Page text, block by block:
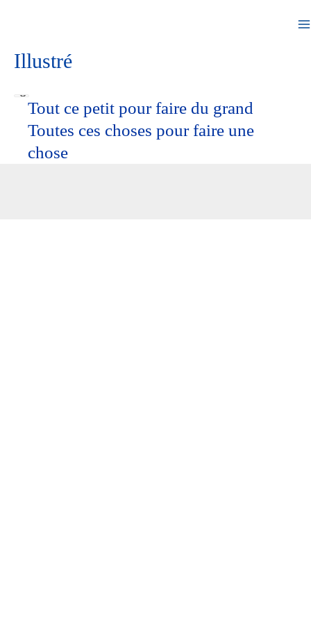
Illustré
Tout ce petit pour faire du grand
Toutes ces choses pour faire une
chose